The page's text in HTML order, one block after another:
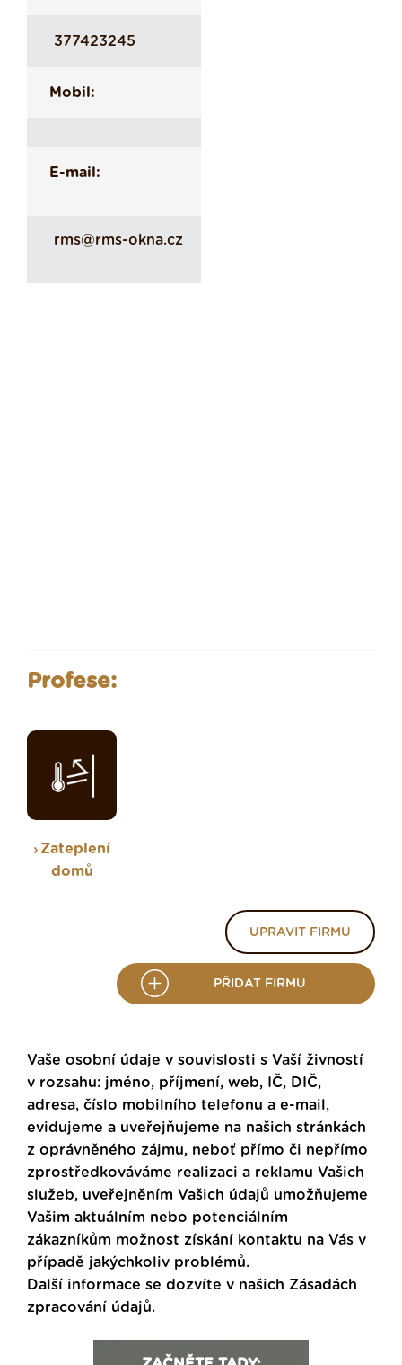
377423245
Mobil:
E-mail:
rms@rms-okna.cz
Profese:
Zateplení
domů
UPRAVIT FIRMU
PŘIDAT FIRMU
Vaše osobní údaje v souvislosti s Vaší živností
v rozsahu: jméno, příjmení, web, IČ, DIČ,
adresa, číslo mobilního telefonu a e-mail,
evidujeme a uveřejňujeme na našich stránkách
z oprávněného zájmu, neboť přímo či nepřímo
zprostředkováváme realizaci a reklamu Vašich
služeb, uveřejněním Vašich údajů umožňujeme
Vašim aktuálním nebo potenciálním
zákazníkům možnost získání kontaktu na Vás v
případě jakýchkoliv problémů.
Další informace se dozvíte v našich Zásadách
zpracování údajů.